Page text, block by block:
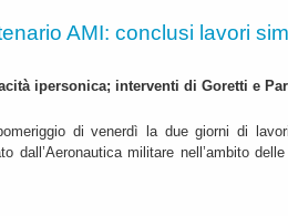
AMI: conclusi lavori
ipersonica; interventi di Goretti e
di venerdì la due giorni di
dall’Aeronautica militare nell’ambito